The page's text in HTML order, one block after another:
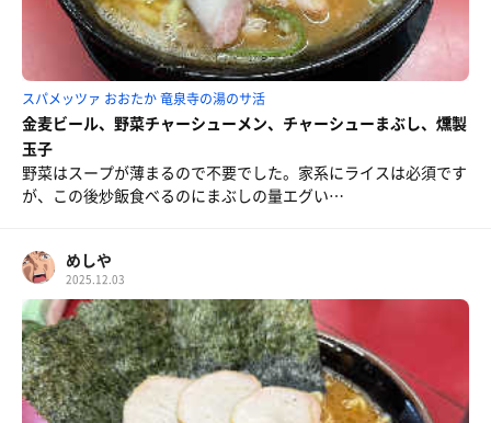
スパメッツァ おおたか 竜泉寺の湯のサ活
金麦ビール、野菜チャーシューメン、チャーシューまぶし、燻製
玉子
野菜はスープが薄まるので不要でした。家系にライスは必須です
が、この後炒飯食べるのにまぶしの量エグい…
めしや
2025.12.03